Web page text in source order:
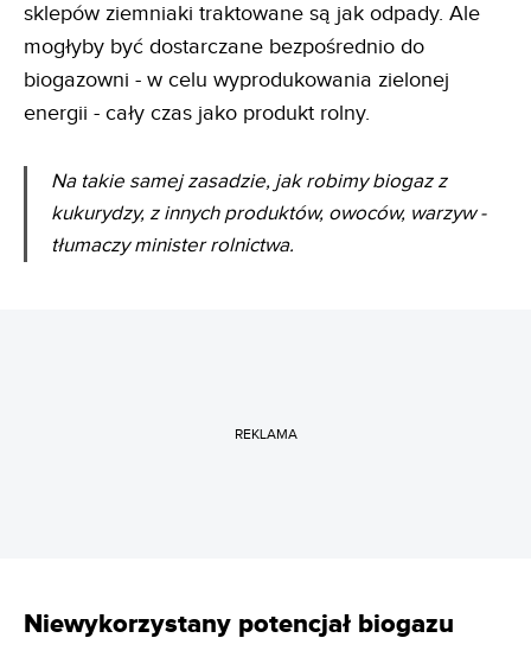
sklepów ziemniaki traktowane są jak odpady. Ale
mogłyby być dostarczane bezpośrednio do
biogazowni - w celu wyprodukowania zielonej
energii - cały czas jako produkt rolny.
Na takie samej zasadzie, jak robimy biogaz z
kukurydzy, z innych produktów, owoców, warzyw -
tłumaczy minister rolnictwa.
REKLAMA
Niewykorzystany potencjał biogazu